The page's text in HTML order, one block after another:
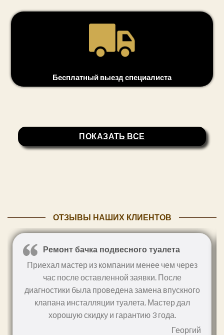
Бесплатный выезд специалиста
ПОКАЗАТЬ ВСЕ
ОТЗЫВЫ НАШИХ КЛИЕНТОВ
Ремонт бачка подвесного туалета
Приехал мастер из компании менее чем через
час после оставленной заявки. После
диагностики была проведена замена впускного
клапана инсталляции туалета. Мастер дал
хорошую скидку и гарантию 3 года.
Георгий